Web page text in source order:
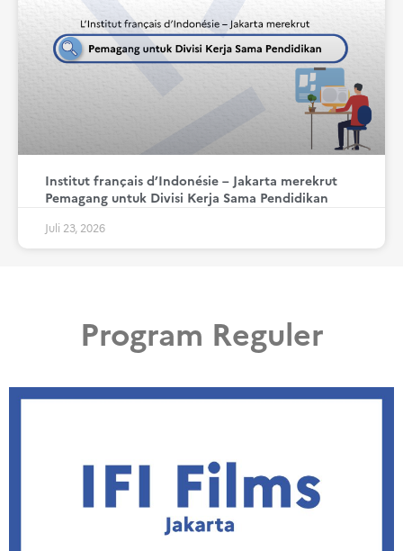
Institut français d’Indonésie – Jakarta merekrut
Pemagang untuk Divisi Kerja Sama Pendidikan
Juli 23, 2026
Program Reguler